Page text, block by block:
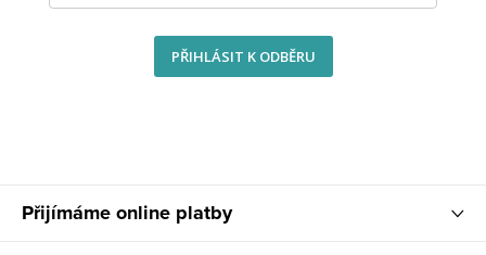
PŘIHLÁSIT K ODBĚRU
Přijímáme online platby